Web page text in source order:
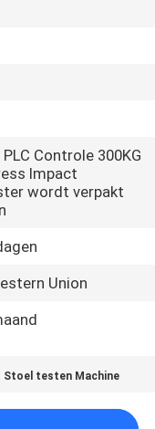
Controle 300KG
Impact
wordt verpakt
Union
Stoel testen Machine